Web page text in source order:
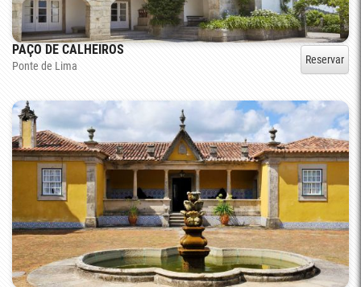
PAÇO DE CALHEIROS
Ponte de Lima Reservar